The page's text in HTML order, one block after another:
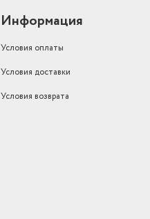
Информация
Условия оплаты
Условия доставки
Условия возврата